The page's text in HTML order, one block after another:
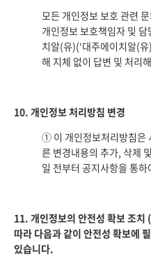
모든 개인정보 보호 관련
개인정보 보호책임자 및
치알(유)(‘대주에이치알(
해 지체 없이 답변 및 처리
10. 개인정보 처리방침 변경
① 이 개인정보처리방침은
른 변경내용의 추가, 삭제
일 전부터 공지사항을 통하
11. 개인정보의 안전성 확보 조
따라 다음과 같이 안전성 확보에
있습니다.